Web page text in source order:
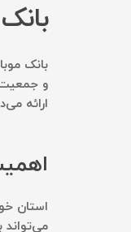
بانک
و
ارائه
استان